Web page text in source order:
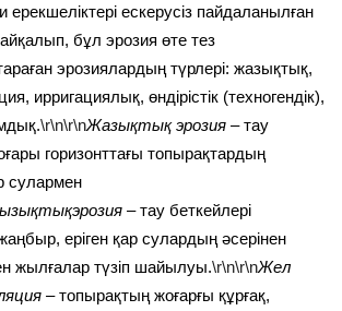
ерекшеліктері ескерусіз пайдаланылған
бұл эрозия өте тез
эрозиялардың түрлері: жазықтық,
ирригациялық, өндірістік (техногендік),
\r\n\r\nЖазықтық эрозия –тау
горизонттағы топырақтардың
сулармен
–тау беткейлері
еріген қар сулардың әсерінен
жылғалар түзіп шайылуы.\r\n\r\nЖел
–топырақтың жоғарғы құрғақ,